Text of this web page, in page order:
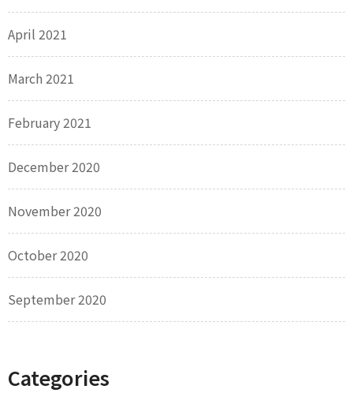
April 2021
March 2021
February 2021
December 2020
November 2020
October 2020
September 2020
Categories